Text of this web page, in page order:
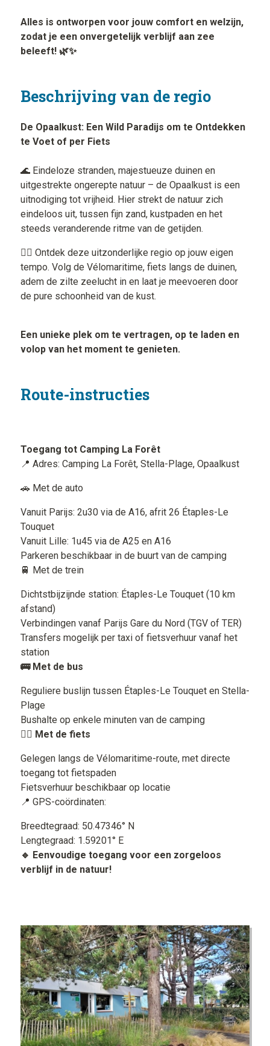
Alles is ontworpen voor jouw comfort en welzijn,
zodat je een onvergetelijk verblijf aan zee
beleeft! 🌿✨
Beschrijving van de regio
De Opaalkust: Een Wild Paradijs om te Ontdekken
te Voet of per Fiets
🌊 Eindeloze stranden, majestueuze duinen en
uitgestrekte ongerepte natuur – de Opaalkust is een
uitnodiging tot vrijheid. Hier strekt de natuur zich
eindeloos uit, tussen fijn zand, kustpaden en het
steeds veranderende ritme van de getijden.
🚴‍♂️ Ontdek deze uitzonderlijke regio op jouw eigen
tempo. Volg de Vélomaritime, fiets langs de duinen,
adem de zilte zeelucht in en laat je meevoeren door
de pure schoonheid van de kust.
Een unieke plek om te vertragen, op te laden en
volop van het moment te genieten.
Route-instructies
Toegang tot Camping La Forêt
📍 Adres: Camping La Forêt, Stella-Plage, Opaalkust
🚗 Met de auto
Vanuit Parijs: 2u30 via de A16, afrit 26 Étaples-Le
Touquet
Vanuit Lille: 1u45 via de A25 en A16
Parkeren beschikbaar in de buurt van de camping
🚆 Met de trein
Dichtstbijzijnde station: Étaples-Le Touquet (10 km
afstand)
Verbindingen vanaf Parijs Gare du Nord (TGV of TER)
Transfers mogelijk per taxi of fietsverhuur vanaf het
station
🚌 Met de bus
Reguliere buslijn tussen Étaples-Le Touquet en Stella-
Plage
Bushalte op enkele minuten van de camping
🚴‍♂️ Met de fiets
Gelegen langs de Vélomaritime-route, met directe
toegang tot fietspaden
Fietsverhuur beschikbaar op locatie
📍 GPS-coördinaten:
Breedtegraad: 50.47346° N
Lengtegraad: 1.59201° E
🔹 Eenvoudige toegang voor een zorgeloos
verblijf in de natuur!